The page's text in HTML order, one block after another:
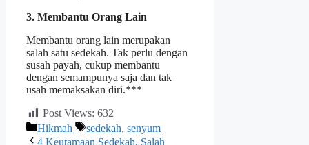
3. Membantu Orang Lain
Membantu orang lain merupakan
salah satu sedekah. Tak perlu dengan
susah payah, cukup membantu
dengan semampunya saja dan tak
usah memaksakan diri.***
Post Views: 632
Hikmah
sedekah, senyum
4 Keutamaan Sedekah, Salah